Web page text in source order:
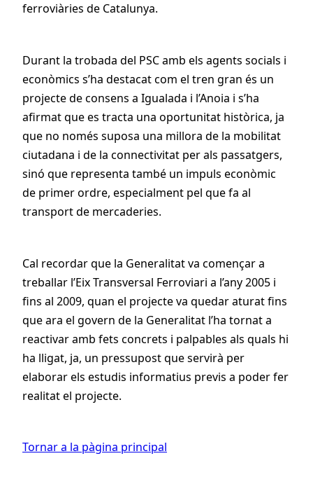
ferroviàries de Catalunya.
Durant la trobada del PSC amb els agents socials i
econòmics s’ha destacat com el tren gran és un
projecte de consens a Igualada i l’Anoia i s’ha
afirmat que es tracta una oportunitat històrica, ja
que no només suposa una millora de la mobilitat
ciutadana i de la connectivitat per als passatgers,
sinó que representa també un impuls econòmic
de primer ordre, especialment pel que fa al
transport de mercaderies.
Cal recordar que la Generalitat va començar a
treballar l’Eix Transversal Ferroviari a l’any 2005 i
fins al 2009, quan el projecte va quedar aturat fins
que ara el govern de la Generalitat l’ha tornat a
reactivar amb fets concrets i palpables als quals hi
ha lligat, ja, un pressupost que servirà per
elaborar els estudis informatius previs a poder fer
realitat el projecte.
Tornar a la pàgina principal